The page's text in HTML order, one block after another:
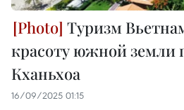
Туризм
красоту южной земли
Кханьхоа
16/09/2025 01:15